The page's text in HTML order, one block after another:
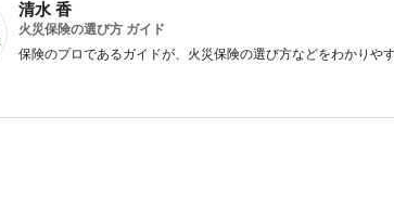
清水 香
火災保険の選び方 ガイド
保険のプロであるガイドが、火災保険の選び方などをわかりや